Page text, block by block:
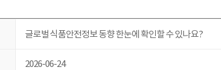
글로벌 식품안전정보 동향 한눈에 확인할 수 있나요?
2026-06-24